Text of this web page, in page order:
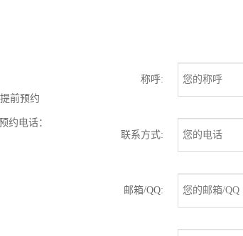
前预约
约电话：
称呼:
联系方式:
邮箱/QQ: